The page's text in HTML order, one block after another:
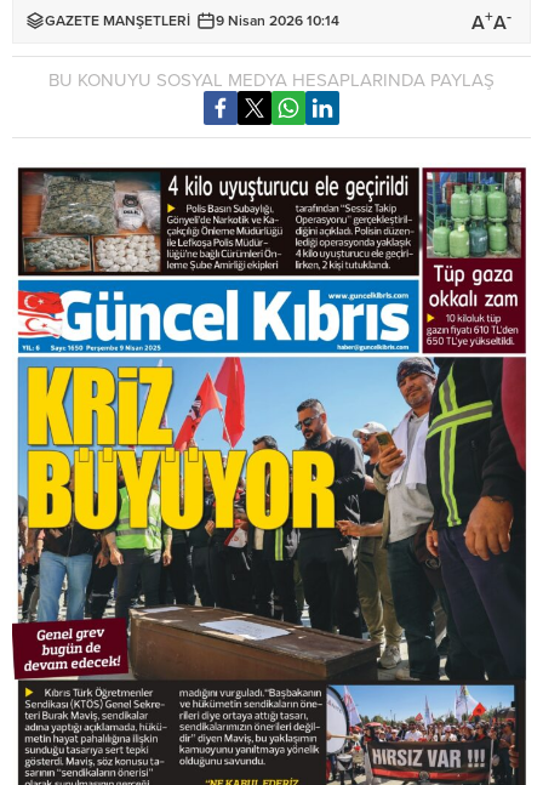
GAZETE MANŞETLERİ 9 Nisan 2026 10:14 A+A-
BU KONUYU SOSYAL MEDYA HESAPLARINDA PAYLAŞ